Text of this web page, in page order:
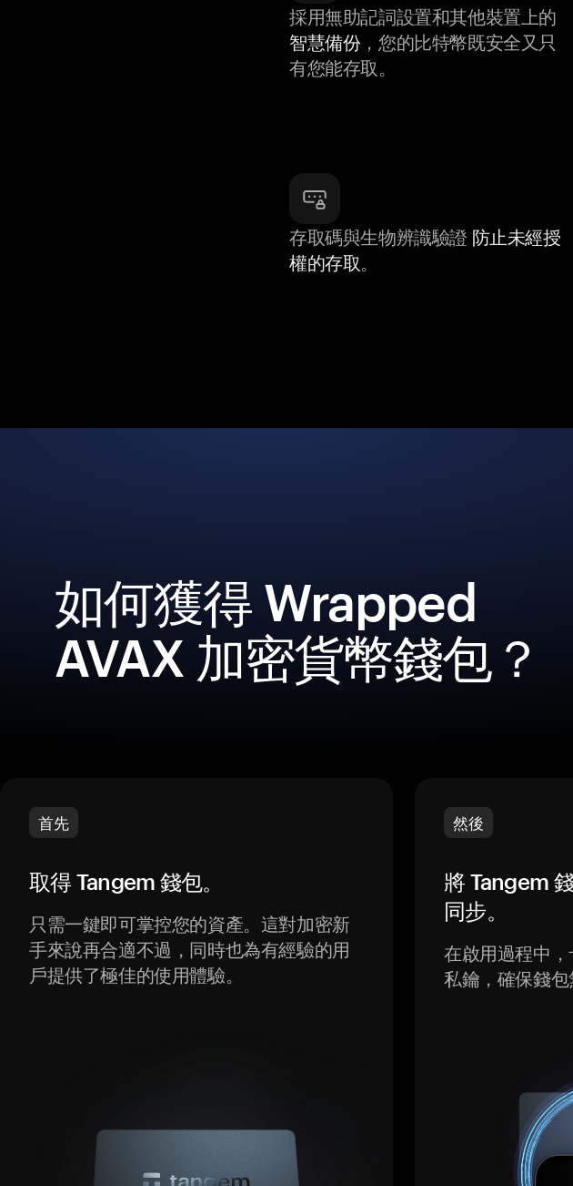
採用無助記詞設置和其他裝置上的
智慧備份，您的比特幣既安全又只
有您能存取。
存取碼與生物辨識驗證 防止未經授
權的存取。
如何獲得 Wrapped
AVAX 加密貨幣錢包？
首先
取得 Tangem 錢包。
只需一鍵即可掌控您的資產。這對加密新
手來說再合適不過，同時也為有經驗的用
戶提供了極佳的使用體驗。
然後
將 Tangem
同步。
在啟用過程中
私鑰，確保錢包